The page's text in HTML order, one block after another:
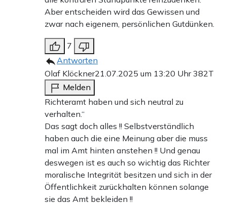
Aber entscheiden wird das Gewissen und
zwar nach eigenem, persönlichen Gutdünken.
7
Antworten
Olaf Klöckner21.07.2025 um 13:20 Uhr382T
Melden
Richteramt haben und sich neutral zu
verhalten.“
Das sagt doch alles !! Selbstverständlich
haben auch die eine Meinung aber die muss
mal im Amt hinten anstehen !! Und genau
deswegen ist es auch so wichtig das Richter
moralische Integrität besitzen und sich in der
Öffentlichkeit zurückhalten können solange
sie das Amt bekleiden !!